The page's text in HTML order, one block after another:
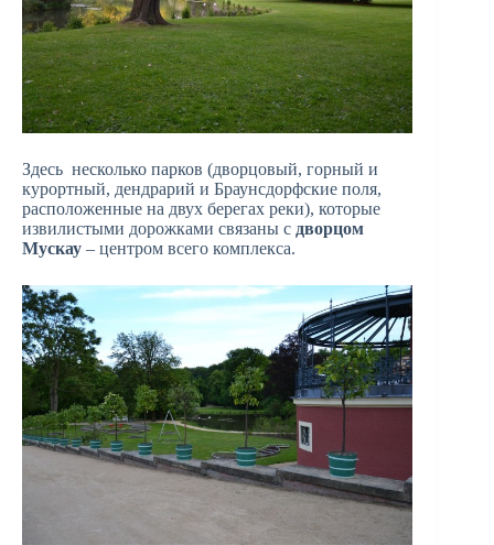
Здесь несколько парков (дворцовый, горный и
курортный, дендрарий и Браунсдорфские поля,
расположенные на двух берегах реки), которые
извилистыми дорожками связаны с дворцом
Мускау – центром всего комплекса.